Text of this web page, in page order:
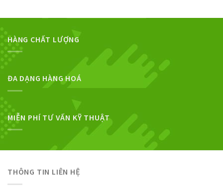
HÀNG CHẤT LƯỢNG
ĐA DẠNG HÀNG HOÁ
MIỄN PHÍ TƯ VẤN KỸ THUẬT
THÔNG TIN LIÊN HỆ